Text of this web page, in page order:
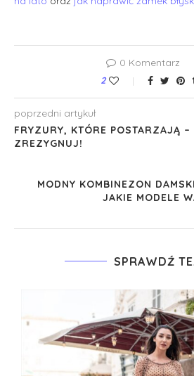
0 Komentarz
2
poprzedni artykuł
FRYZURY, KTÓRE POSTARZAJĄ
ZREZYGNUJ!
MODNY KOMBINEZON
JAKIE MODELE
SPRAWDŹ